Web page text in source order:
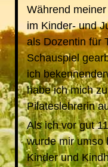
Während
im Kinder- und
als Dozentin für
Schauspiel
ich
habe ich mich
Pilateslehrerin
Als ich vor gut
wurde mir umso
Kinder und